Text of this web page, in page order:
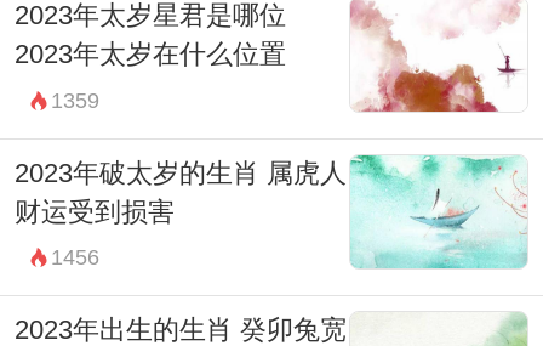
2023年太岁星君是哪位
2023年太岁在什么位置
1359
2023年破太岁的生肖 属虎人
财运受到损害
1456
2023年出生的生肖 癸卯兔宽